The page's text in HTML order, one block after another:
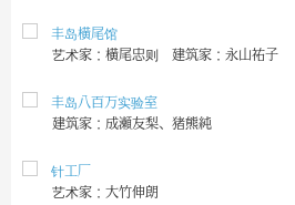
丰岛横尾馆
艺术家：横尾忠则 建筑家：永山祐子
丰岛八百万实验室
建筑家：成瀬友梨、猪熊純
针工厂
艺术家：大竹伸朗